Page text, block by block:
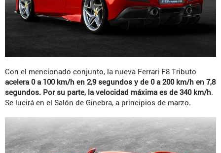
Con el mencionado conjunto, la nueva Ferrari F8 Tributo
acelera 0 a 100 km/h en 2,9 segundos y de 0 a 200 km/h en 7,8
segundos. Por su parte, la velocidad máxima es de 340 km/h.
Se lucirá en el Salón de Ginebra, a principios de marzo.